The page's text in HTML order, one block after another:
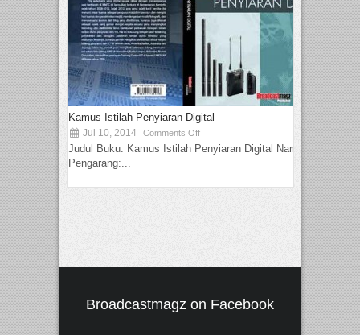
Kamus Istilah Penyiaran Digital
Jul 10, 2014 Comments Off
Judul Buku: Kamus Istilah Penyiaran Digital Nama
Pengarang:...
Broadcastmagz on Facebook